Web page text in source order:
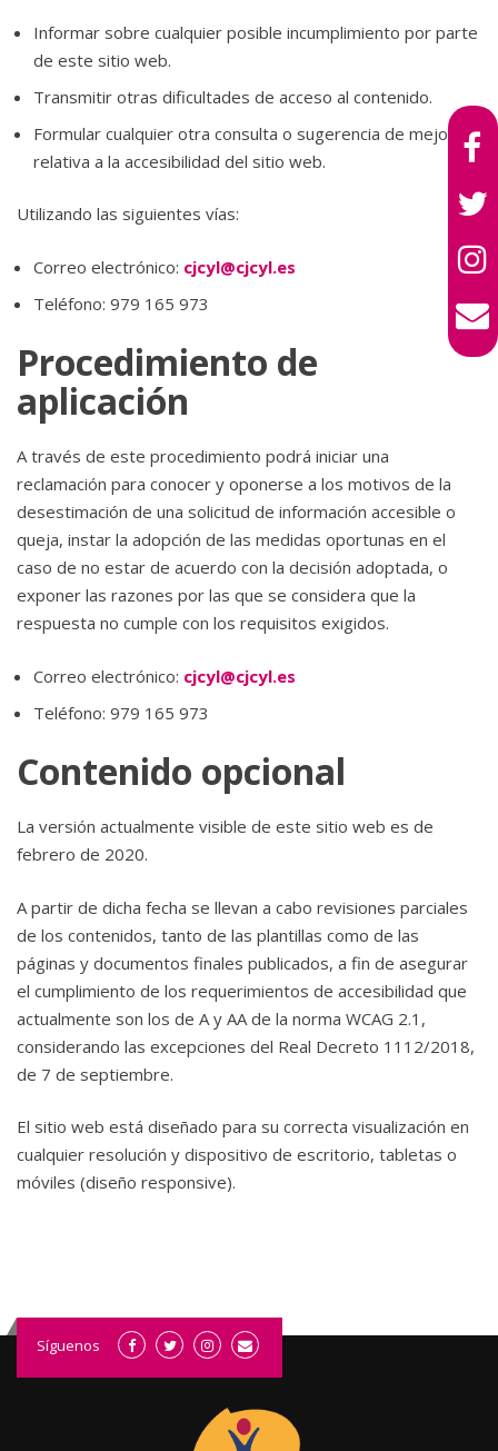
Informar sobre cualquier posible incumplimiento por parte
de este sitio web.
Transmitir otras dificultades de acceso al contenido.
Formular cualquier otra consulta o sugerencia de mejora
relativa a la accesibilidad del sitio web.
Utilizando las siguientes vías:
Correo electrónico: cjcyl@cjcyl.es
Teléfono: 979 165 973
Procedimiento de
aplicación
A través de este procedimiento podrá iniciar una
reclamación para conocer y oponerse a los motivos de la
desestimación de una solicitud de información accesible o
queja, instar la adopción de las medidas oportunas en el
caso de no estar de acuerdo con la decisión adoptada, o
exponer las razones por las que se considera que la
respuesta no cumple con los requisitos exigidos.
Correo electrónico: cjcyl@cjcyl.es
Teléfono: 979 165 973
Contenido opcional
La versión actualmente visible de este sitio web es de
febrero de 2020.
A partir de dicha fecha se llevan a cabo revisiones parciales
de los contenidos, tanto de las plantillas como de las
páginas y documentos finales publicados, a fin de asegurar
el cumplimiento de los requerimientos de accesibilidad que
actualmente son los de A y AA de la norma WCAG 2.1,
considerando las excepciones del Real Decreto 1112/2018,
de 7 de septiembre.
El sitio web está diseñado para su correcta visualización en
cualquier resolución y dispositivo de escritorio, tabletas o
móviles (diseño responsive).
Síguenos